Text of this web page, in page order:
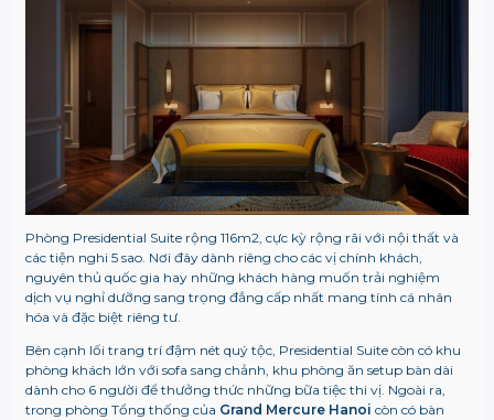
Phòng Presidential Suite rộng 116m2, cực kỳ rộng rãi với nội thất và
các tiện nghi 5 sao. Nơi đây dành riêng cho các vị chính khách,
nguyên thủ quốc gia hay những khách hàng muốn trải nghiệm
dịch vụ nghỉ dưỡng sang trọng đẳng cấp nhất mang tính cá nhân
hóa và đặc biệt riêng tư.
Bên cạnh lối trang trí đậm nét quý tộc, Presidential Suite còn có khu
phòng khách lớn với sofa sang chảnh, khu phòng ăn setup bàn dài
dành cho 6 người để thưởng thức những bữa tiệc thi vị. Ngoài ra,
trong phòng Tổng thống của Grand Mercure Hanoi còn có bàn